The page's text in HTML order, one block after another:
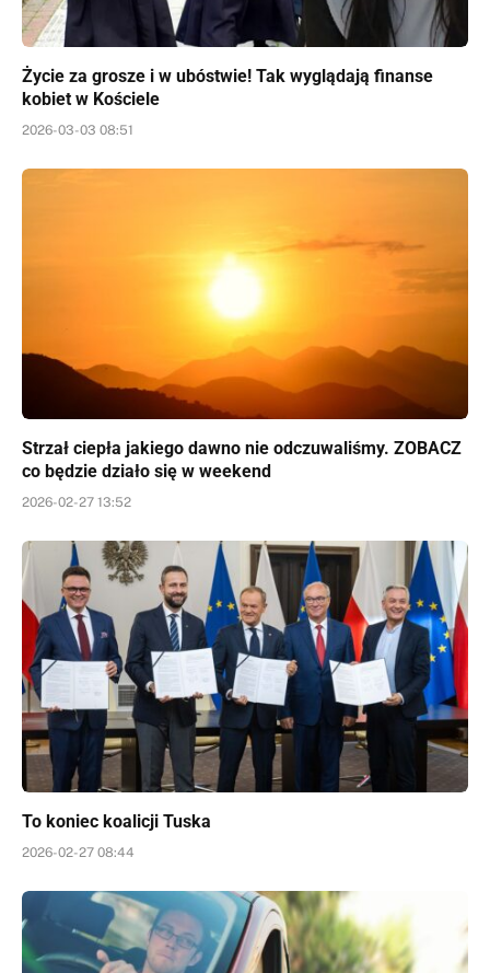
Życie za grosze i w ubóstwie! Tak wyglądają finanse
kobiet w Kościele
2026-03-03 08:51
Strzał ciepła jakiego dawno nie odczuwaliśmy. ZOBACZ
co będzie działo się w weekend
2026-02-27 13:52
To koniec koalicji Tuska
2026-02-27 08:44